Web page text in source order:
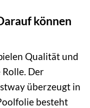
können
Qualität und
Der
überzeugt in
besteht